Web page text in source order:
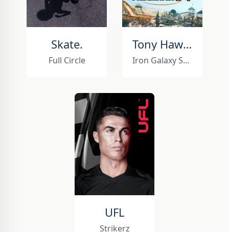
Skate.
Full Circle
Tony Hawk’s Pro Skater 3 + 4
Iron Galaxy Studios
UFL
Strikerz